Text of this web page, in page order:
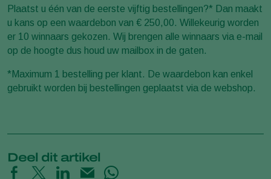
Plaatst u één van de eerste vijftig bestellingen?* Dan maakt
u kans op een waardebon van € 250,00. Willekeurig worden
er 10 winnaars gekozen. Wij brengen alle winnaars via e-mail
op de hoogte dus houd uw mailbox in de gaten.
*Maximum 1 bestelling per klant. De waardebon kan enkel
gebruikt worden bij bestellingen geplaatst via de webshop.
Deel dit artikel